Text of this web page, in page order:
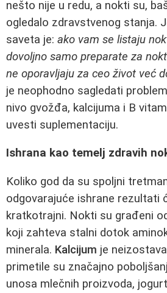
nešto nije u redu, a nokti su,
ogledalo zdravstvenog stanja.
saveta je: ako vam se listaju
dovoljno samo preparate za
ne oporavljaju za ceo život već
je neophodno sagledati
nivo gvožđa, kalcijuma i B
uvesti suplementaciju.
Ishrana kao temelj zdravih
Koliko god da su spoljni
odgovarajuće ishrane rezultati
kratkotrajni. Nokti su građeni
koji zahteva stalni dotok
minerala. Kalcijum je
primetile su značajno
unosa mlečnih proizvoda,